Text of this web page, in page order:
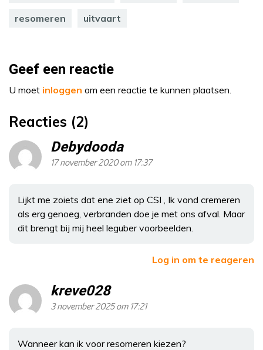
resomeren uitvaart
Geef een reactie
U moet inloggen om een reactie te kunnen plaatsen.
Reacties (2)
Debydooda
17 november 2020 om 17:37
Lijkt me zoiets dat ene ziet op CSI , Ik vond cremeren
als erg genoeg, verbranden doe je met ons afval. Maar
dit brengt bij mij heel leguber voorbeelden.
Log in om te reageren
kreve028
3 november 2025 om 17:21
Wanneer kan ik voor resomeren kiezen?